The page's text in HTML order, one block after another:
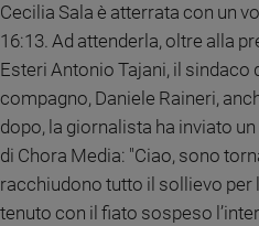
Cultura
e
spettacoli
Sanremo
2026
Cinema,
Tv
Cecilia Sala è atterrata con un
16:13. Ad attenderla, oltre alla
Esteri Antonio Tajani, il sindaco
compagno, Daniele Raineri,
dopo, la giornalista ha inviato
di Chora Media: "Ciao, sono
racchiudono tutto il sollievo per
tenuto con il fiato sospeso